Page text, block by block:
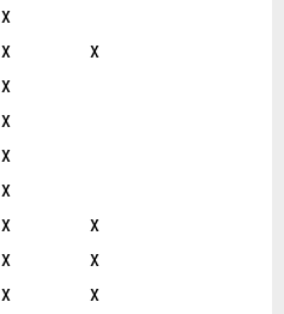
x
x
x
x
x
x
x
x
x
x
x
x
x